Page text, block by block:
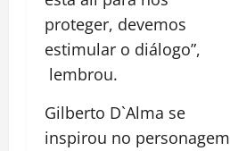
proteger, devemos
estimular o diálogo”,
lembrou.
Gilberto D`Alma se
inspirou no personagem